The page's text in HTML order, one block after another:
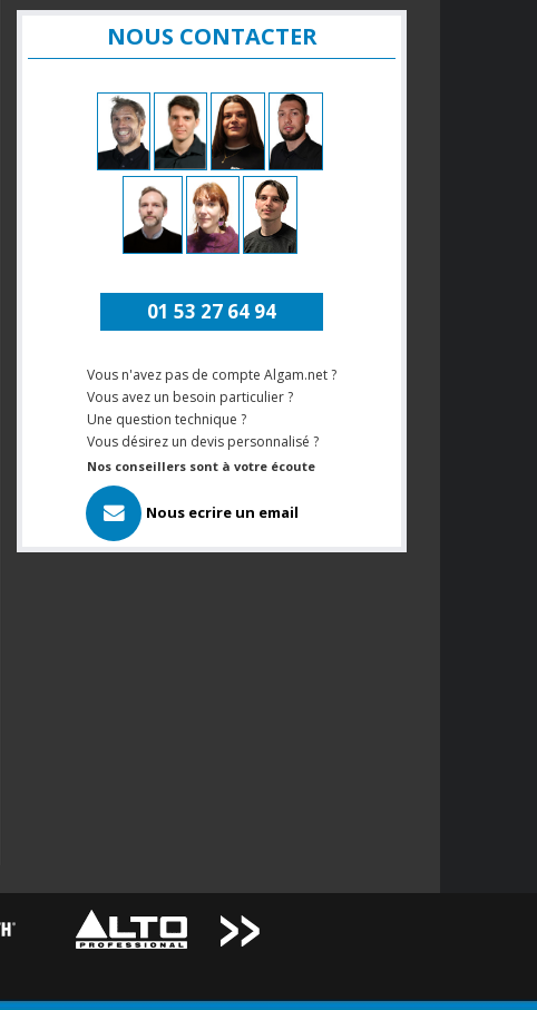
NOUS CONTACTER
01 53 27 64 94
Vous n'avez pas de compte Algam.net ?
Vous avez un besoin particulier ?
Une question technique ?
Vous désirez un devis personnalisé ?
Nos conseillers sont à votre écoute
Nous ecrire un email